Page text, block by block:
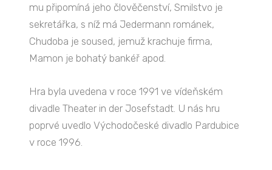
mu připomíná jeho člověčenství, Smilstvo je
sekretářka, s níž má Jedermann románek,
Chudoba je soused, jemuž krachuje firma,
Mamon je bohatý bankéř apod.
Hra byla uvedena v roce 1991 ve vídeňském
divadle Theater in der Josefstadt. U nás hru
poprvé uvedlo Východočeské divadlo Pardubice
v roce 1996.